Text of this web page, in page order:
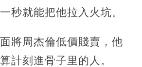
秒就能把他拉入火坑。
將周杰倫低價賤賣，他
計刻進骨子里的人。